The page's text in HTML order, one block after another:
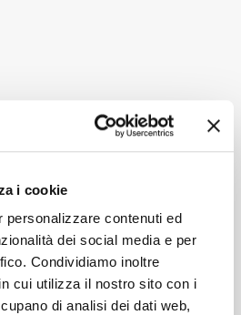
i cookie
personalizzare contenuti ed
dei social media e per
Condividiamo inoltre
cui utilizza il nostro sito con i
di analisi dei dati web,